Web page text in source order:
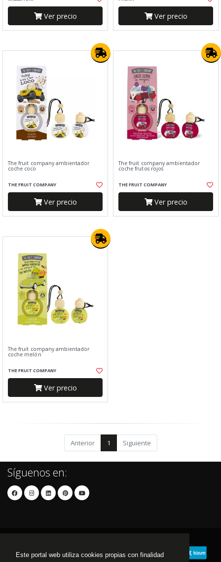
Este portal web utiliza cookies propias con finalidad
Ver precio Ver precio
The fruit company ambientador
coche coco
THE FRUIT COMPANY
Ver precio
The fruit company ambientador
coche frutos rojos
THE FRUIT COMPANY
Ver precio
The fruit company ambientador
coche melón
THE FRUIT COMPANY
Ver precio
Anterior 1 Siguiente
Síguenos en: